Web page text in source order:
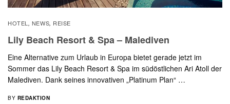
HOTEL, NEWS, REISE
Lily Beach Resort & Spa – Malediven
Eine Alternative zum Urlaub in Europa bietet gerade jetzt im
Sommer das Lily Beach Resort & Spa im südöstlichen Ari Atoll der
Malediven. Dank seines innovativen „Platinum Plan“ …
BY REDAKTION